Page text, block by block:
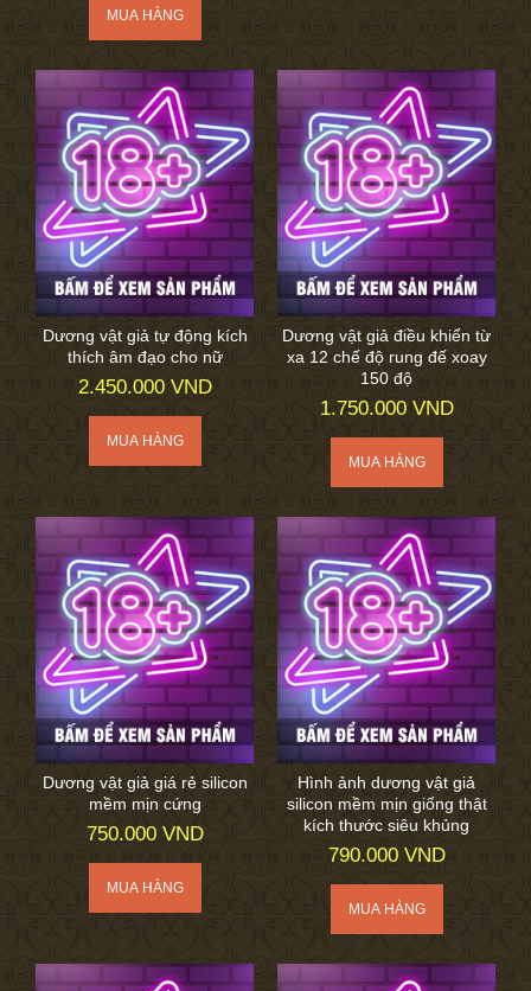
Dương vật giả tự động kích
thích âm đạo cho nữ
2.450.000 VND
Dương vật giả điều khiển từ
xa 12 chế độ rung đế xoay
150 độ
1.750.000 VND
Dương vật giả giá rẻ silicon
mềm mịn cứng
750.000 VND
Hình ảnh dương vật giả
silicon mềm mịn giống thật
kích thước siêu khủng
790.000 VND